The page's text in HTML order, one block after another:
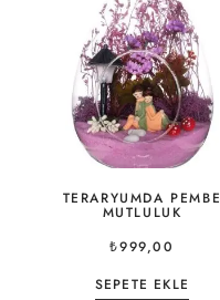
TERARYUMDA PEMBE
MUTLULUK
₺999,00
SEPETE EKLE